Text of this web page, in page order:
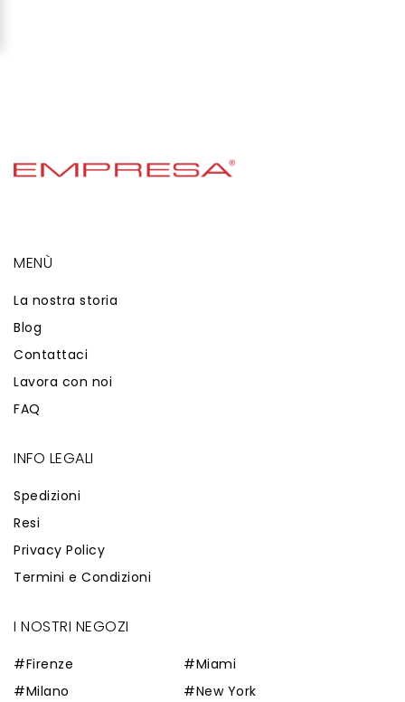
MENÙ
La nostra storia
Blog
Contattaci
Lavora con noi
FAQ
INFO LEGALI
Spedizioni
Resi
Privacy Policy
Termini e Condizioni
I NOSTRI NEGOZI
#Firenze
#Milano
#Miami
#New York